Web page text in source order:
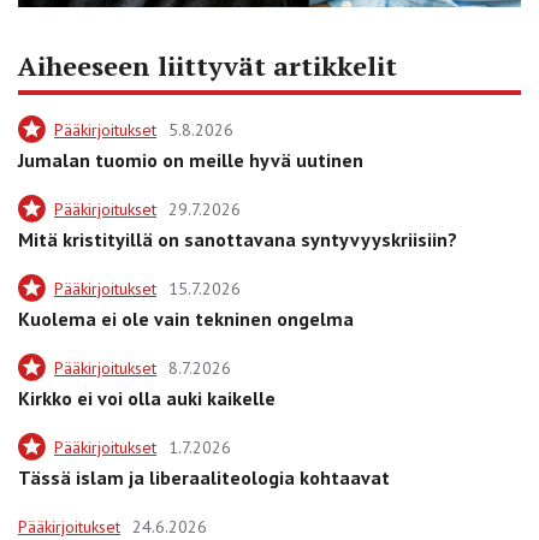
Aiheeseen liittyvät artikkelit
Pääkirjoitukset 5.8.2026
Jumalan tuomio on meille hyvä uutinen
Pääkirjoitukset 29.7.2026
Mitä kristityillä on sanottavana syntyvyyskriisiin?
Pääkirjoitukset 15.7.2026
Kuolema ei ole vain tekninen ongelma
Pääkirjoitukset 8.7.2026
Kirkko ei voi olla auki kaikelle
Pääkirjoitukset 1.7.2026
Tässä islam ja liberaaliteologia kohtaavat
Pääkirjoitukset 24.6.2026